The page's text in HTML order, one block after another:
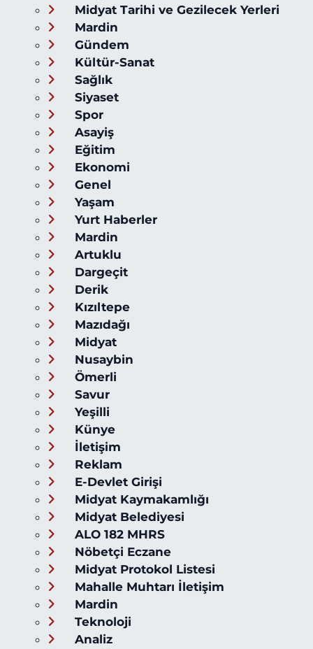
Midyat Tarihi ve Gezilecek Yerleri
Mardin
Gündem
Kültür-Sanat
Sağlık
Siyaset
Spor
Asayiş
Eğitim
Ekonomi
Genel
Yaşam
Yurt Haberler
Mardin
Artuklu
Dargeçit
Derik
Kızıltepe
Mazıdağı
Midyat
Nusaybin
Ömerli
Savur
Yeşilli
Künye
İletişim
Reklam
E-Devlet Girişi
Midyat Kaymakamlığı
Midyat Belediyesi
ALO 182 MHRS
Nöbetçi Eczane
Midyat Protokol Listesi
Mahalle Muhtarı İletişim
Mardin
Teknoloji
Analiz